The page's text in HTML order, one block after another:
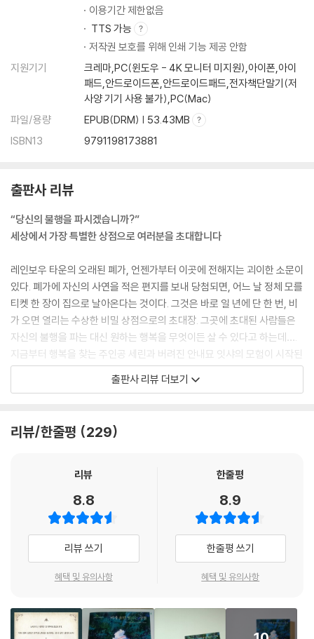
이용기간 제한없음
TTS 가능
저작권 보호를 위해 인쇄 기능 제공 안함
지원기기
크레마,PC(윈도우 - 4K 모니터 미지원),아이폰,아이
패드,안드로이드폰,안드로이드패드,전자책단말기(저
사양 기기 사용 불가),PC(Mac)
파일/용량
EPUB(DRM) | 53.43MB
ISBN13
9791198173881
출판사 리뷰
“당신의 불행을 파시겠습니까?”
세상에서 가장 특별한 상점으로 여러분을 초대합니다
레인보우 타운의 오래된 폐가, 언젠가부터 이곳에 전해지는 괴이한 소문이
있다. 폐가에 자신의 사연을 적은 편지를 보내 당첨되면, 어느 날 정체 모를
티켓 한 장이 집으로 날아온다는 것이다. 그것은 바로 일 년에 단 한 번, 비
가 오면 열리는 수상한 비밀 상점으로의 초대장. 그곳에 초대된 사람들은
자신의 불행을 파는 대신 원하는 행복을 무엇이든 살 수 있다고 하는데….
지금부터 행복을 찾는 주인공 세린과 버려진 안내묘 잇샤의 모험이 시작된
다.
가까운 금액을 후원했고, 전자책 플랫폼 크레마클럽에 사전 연재됐을 때에
을 요청받았다. 신인 작가의 소설에 이렇게 많은 독자가 관심을 보인 이유
깨비 캐릭터들, 깜짝 반전이 있는 흡인력 있는 스토리가 ‘새롭고 재미있고
의미 있는 이야기’를 원하는 독자들의 마음을 사로잡았기 때문이다. 올여
름 재미와 의미를 동시에 갖춘 매혹적인 이야기를 찾고 있다면, 『비가 오면
열리는 상점』이 최고의 선택이 될 것이다.
위로와 용기를 건네는 성장 소설의 결정판
출판사 리뷰 더보기
리뷰/한줄평 229
리뷰
8.8
리뷰 쓰기
혜택 및 유의사항
한줄평
8.9
한줄평 쓰기
혜택 및 유의사항